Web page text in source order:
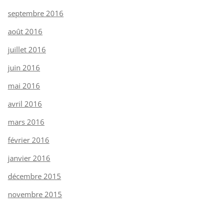
septembre 2016
août 2016
juillet 2016
juin 2016
mai 2016
avril 2016
mars 2016
février 2016
janvier 2016
décembre 2015
novembre 2015